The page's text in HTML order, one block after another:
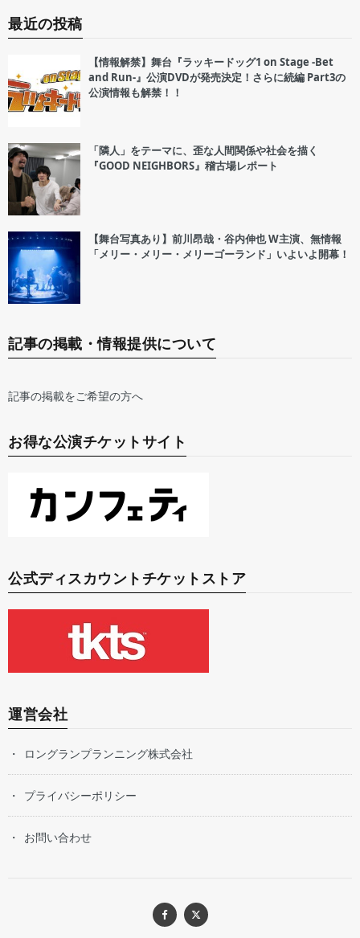
最近の投稿
【情報解禁】舞台『ラッキードッグ1 on Stage -Bet
and Run-』公演DVDが発売決定！さらに続編 Part3の
公演情報も解禁！！
「隣人」をテーマに、歪な人間関係や社会を描く
『GOOD NEIGHBORS』稽古場レポート
【舞台写真あり】前川昂哉・谷内伸也 W主演、無情報
「メリー・メリー・メリーゴーランド」いよいよ開幕！
記事の掲載・情報提供について
記事の掲載をご希望の方へ
お得な公演チケットサイト
公式ディスカウントチケットストア
運営会社
ロングランプランニング株式会社
プライバシーポリシー
お問い合わせ